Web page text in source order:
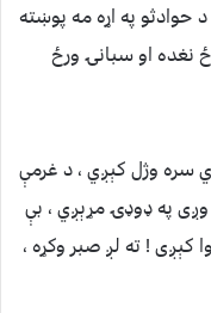
حوادثو په اړه مه پوښته
نغده او سبانۍ ورځ
سره وژل کېږي ، د غرمې
په ډوډۍ مړېږي ، بې
کېږی ! ته لږ صبر وکړه ،